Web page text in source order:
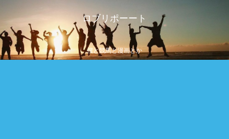
ロブリポーート
僕と競馬と漫画とか